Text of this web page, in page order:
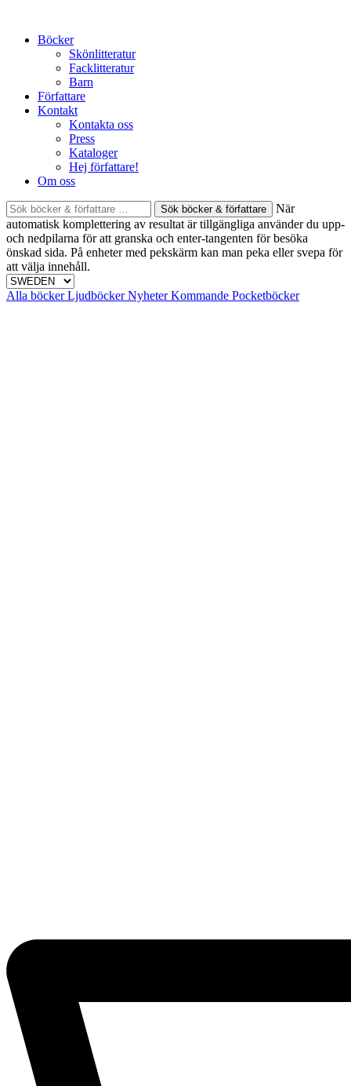
contentBöcker
Skönlitteratur
Facklitteratur
Barn
Författare
Kontakt
Kontakta oss
Press
Kataloger
Hej författare!
Om oss
Sök
böcker
&
författare
efter:
När
automatisk komplettering av resultat är tillgängliga använder du upp-
och nedpilarna för att granska och enter-tangenten för besöka
önskad sida. På enheter med pekskärm kan man peka eller svepa för
att välja innehåll.
Alla böckerLjudböckerNyheterKommande Pocketböcker